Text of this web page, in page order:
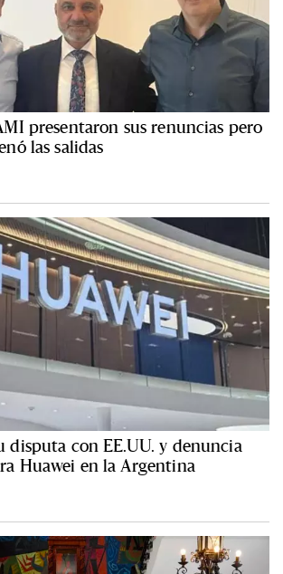
presentaron sus renuncias pero
las salidas
disputa con EE.UU. y denuncia
Huawei en la Argentina